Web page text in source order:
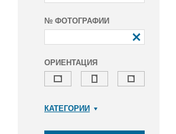
№ ФОТОГРАФИИ
ОРИЕНТАЦИЯ
КАТЕГОРИИ